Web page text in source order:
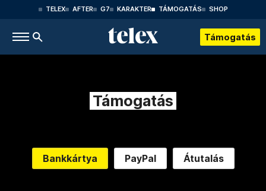
TELEX AFTER G7 KARAKTER TÁMOGATÁS SHOP
Támogatás
Támogatás
Bankkártya PayPal Átutalás